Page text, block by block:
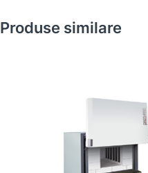
Produse similare